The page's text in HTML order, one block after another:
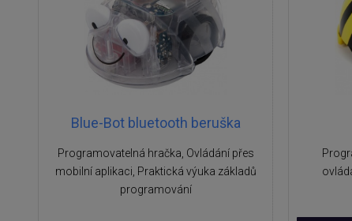
Blue-Bot bluetooth beruška
Programovatelná hračka, Ovládání přes
mobilní aplikaci, Praktická výuka základů
programování